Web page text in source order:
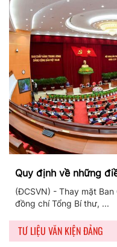
Quy định về những
(ĐCSVN) - Thay mặt
đồng chí Tổng Bí thư, ...
TƯ LIỆU VĂN KIỆN ĐẢNG